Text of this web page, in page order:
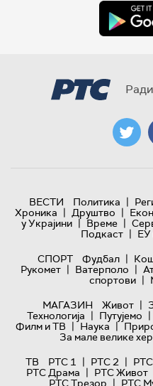
ВЕСТИ Политика |
Хроника | Друштво |
у Украјини | Време |
Подкаст | ЕУ
СПОРТ
Фудбал |
Рукомет | Ватерполо |
спортови |
МАГАЗИН
Живот |
Технологијa | Путујемо |
Филм и ТВ | Наука |
За мале велике
ТВ
РТС 1 | РТС 2 |
РТС Драма | РТС Живот